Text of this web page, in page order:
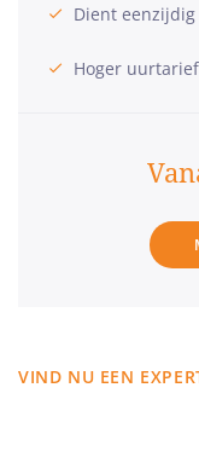
Dient
Hoger uurtarief
VIND NU EEN